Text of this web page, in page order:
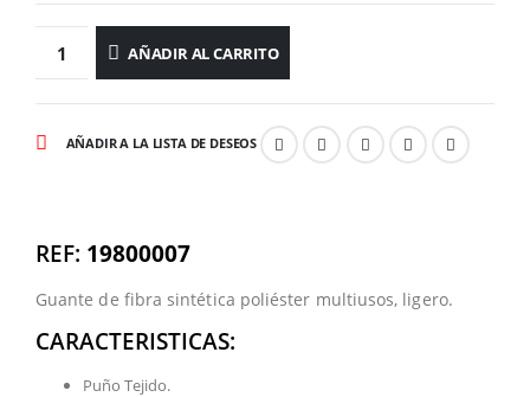
AÑADIR AL CARRITO
AÑADIR A LA LISTA DE DESEOS
REF: 19800007
Guante de fibra sintética poliéster multiusos, ligero.
CARACTERISTICAS:
Puño Tejido.